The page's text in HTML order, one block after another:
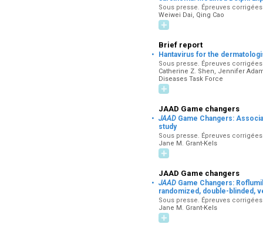
Sous presse. Épreuves
Weiwei Dai, Qing Cao
Brief report
· Hantavirus for the
Sous presse. Épreuves
Catherine Z. Shen, Jennifer
Diseases Task Force
JAAD Game changers
· JAAD Game Changers:
study
Sous presse. Épreuves
Jane M. Grant-Kels
JAAD Game changers
· JAAD Game Changers:
randomized, double-blinded,
Sous presse. Épreuves
Jane M. Grant-Kels